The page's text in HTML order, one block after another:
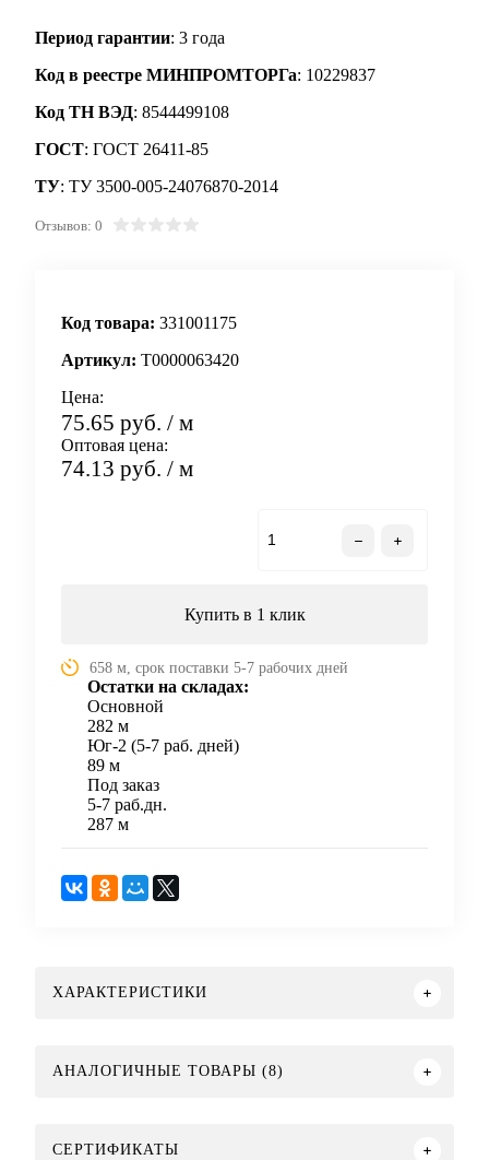
Период гарантии: 3 года
Код в реестре МИНПРОМТОРГа: 10229837
Код ТН ВЭД: 8544499108
ГОСТ: ГОСТ 26411-85
ТУ: ТУ 3500-005-24076870-2014
Отзывов: 0
Код товара: 331001175
Артикул: Т0000063420
Цена:
75.65 руб. / м
Оптовая цена:
74.13 руб. / м
Купить в 1 клик
658 м, срок поставки 5-7 рабочих дней
Остатки на складах:
Основной
282 м
Юг-2 (5-7 раб. дней)
89 м
Под заказ
5-7 раб.дн.
287 м
ХАРАКТЕРИСТИКИ
АНАЛОГИЧНЫЕ ТОВАРЫ (8)
СЕРТИФИКАТЫ